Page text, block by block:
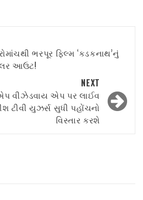
ભરપૂર ફિલ્મ ‘કડકનાથ’નું
આઉટ!
NEXT
વીઝેડવાય એપ પર લાઈવ
ટીવી યુઝર્સ સુધી પહોંચનો
વિસ્તાર કરશે